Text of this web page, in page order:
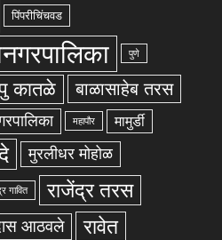
पिंपरीचिंचवड
पुणे
कातळे बाळासाहेब तरस
महापौर मामुर्डी
मुरलीधर मोहोळ
गावित राजेंद्र तरस
आठवले रावेत